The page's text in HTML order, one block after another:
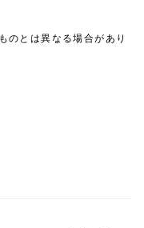
のとは異なる場合があり